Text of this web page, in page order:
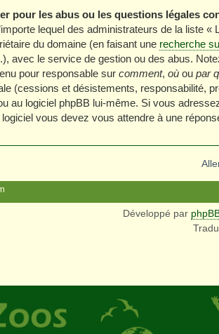
pour les abus ou les questions légales
lequel des administrateurs de la liste
du domaine (en faisant une recherche
avec le service de gestion ou des abus.
pour responsable sur comment, où ou par
(cessions et désistements, responsabilité,
au logiciel phpBB lui-même. Si vous
vous devez vous attendre à une
Développé par